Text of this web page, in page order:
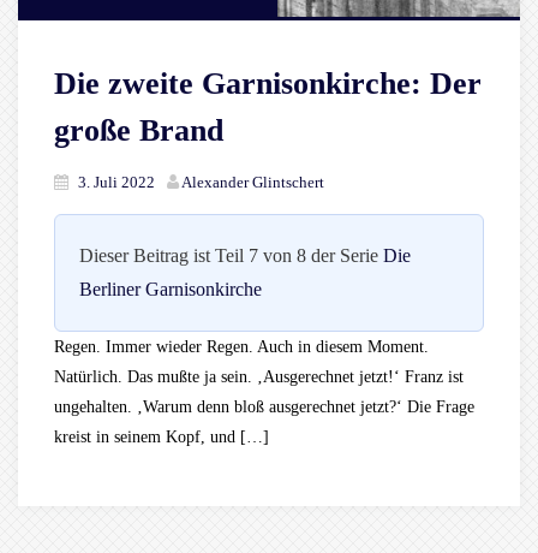
Die zweite Garnisonkirche: Der
große Brand
3. Juli 2022 Alexander Glintschert
Dieser Beitrag ist Teil 7 von 8 der Serie Die
Berliner Garnisonkirche
Regen. Immer wieder Regen. Auch in diesem Moment.
Natürlich. Das mußte ja sein. ‚Ausgerechnet jetzt!‘ Franz ist
ungehalten. ‚Warum denn bloß ausgerechnet jetzt?‘ Die Frage
kreist in seinem Kopf, und […]